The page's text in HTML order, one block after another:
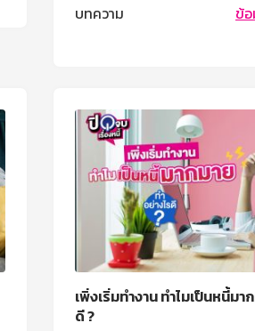
ทางออกเสมอ ขอเพียงเริ่มต้นจั
บทความ ข้
เพิ่งเริ่มทำงาน ทำไมเป็นหนี้มา
ดี ?